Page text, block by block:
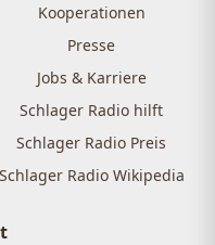
Kooperationen
Presse
Jobs & Karriere
Schlager Radio hilft
Schlager Radio Preis
Schlager Radio Wikipedia